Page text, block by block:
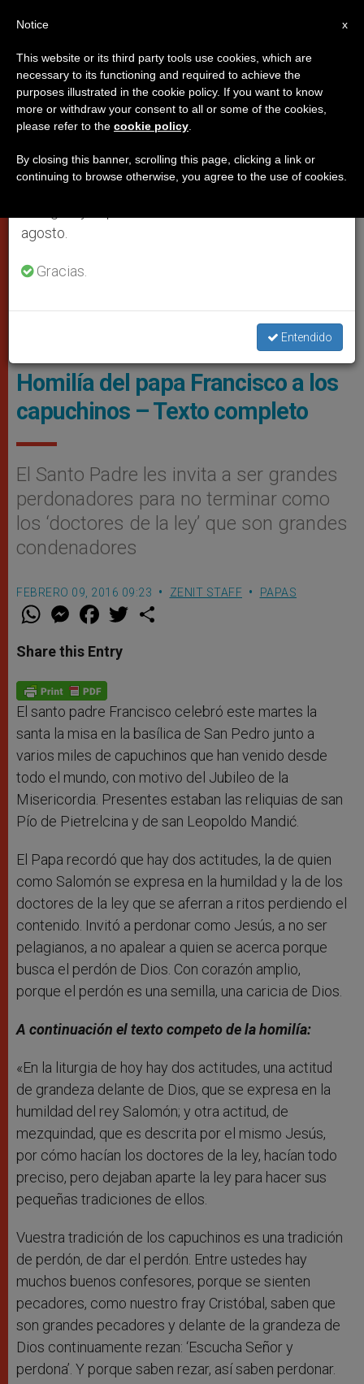
PAPAS
El Santo Padre Durante Su Homilía En El Altar De La Confesión (Foto
ZENIT - SC)
Homilía del papa Francisco a los
capuchinos – Texto completo
El Santo Padre les invita a ser grandes
perdonadores para no terminar como
los ‘doctores de la ley’ que son grandes
condenadores
FEBRERO 09, 2016 09:23 ZENIT STAFF PAPAS
W
t
s
p
p
M
e
s
e
g
e
r
F
a
e
b
o
k
w
Share this Entry
El santo padre Francisco celebró este martes la
santa la misa en la basílica de San Pedro junto a
varios miles de capuchinos que han venido desde
todo el mundo, con motivo del Jubileo de la
Misericordia. Presentes estaban las reliquias de san
Pío de Pietrelcina y de san Leopoldo Mandić.
El Papa recordó que hay dos actitudes, la de quien
como Salomón se expresa en la humildad y la de los
doctores de la ley que se aferran a ritos perdiendo el
contenido. Invitó a perdonar como Jesús, a no ser
pelagianos, a no apalear a quien se acerca porque
busca el perdón de Dios. Con corazón amplio,
porque el perdón es una semilla, una caricia de Dios.
A continuación el texto competo de la homilía:
«En la liturgia de hoy hay dos actitudes, una actitud
de grandeza delante de Dios, que se expresa en la
humildad del rey Salomón; y otra actitud, de
mezquindad, que es descrita por el mismo Jesús,
por cómo hacían los doctores de la ley, hacían todo
preciso, pero dejaban aparte la ley para hacer sus
pequeñas tradiciones de ellos.
Vuestra tradición de los capuchinos es una tradición
de perdón, de dar el perdón. Entre ustedes hay
muchos buenos confesores, porque se sienten
pecadores, como nuestro fray Cristóbal, saben que
son grandes pecadores y delante de la grandeza de
Dios continuamente rezan: ‘Escucha Señor y
perdona’. Y porque saben rezar, así saben perdonar.
×
Aviso importante
Del 27 de julio al 7 de agosto haremos la pausa
anual, aprovechando que en el periodo de verano
se generan menos informaciones y también el
agosto.
Gracias.
Entendido
x
Notice
This website or its third party tools use cookies, which are
necessary to its functioning and required to achieve the
purposes illustrated in the cookie policy. If you want to know
more or withdraw your consent to all or some of the cookies,
please refer to the cookie policy
By closing this banner, scrolling this page, clicking a link or
continuing to browse otherwise, you agree to the use of cookies.